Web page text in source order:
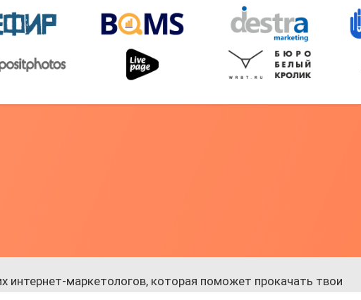
маркетологов, которая поможет прокачать твои